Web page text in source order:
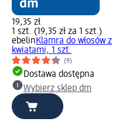
19,35 zł
1 szt. (19,35 zł za 1 szt.)
ebelinKlamra do włosów z
kwiatami, 1 szt.
(9)
Dostawa dostępna
Wybierz sklep dm